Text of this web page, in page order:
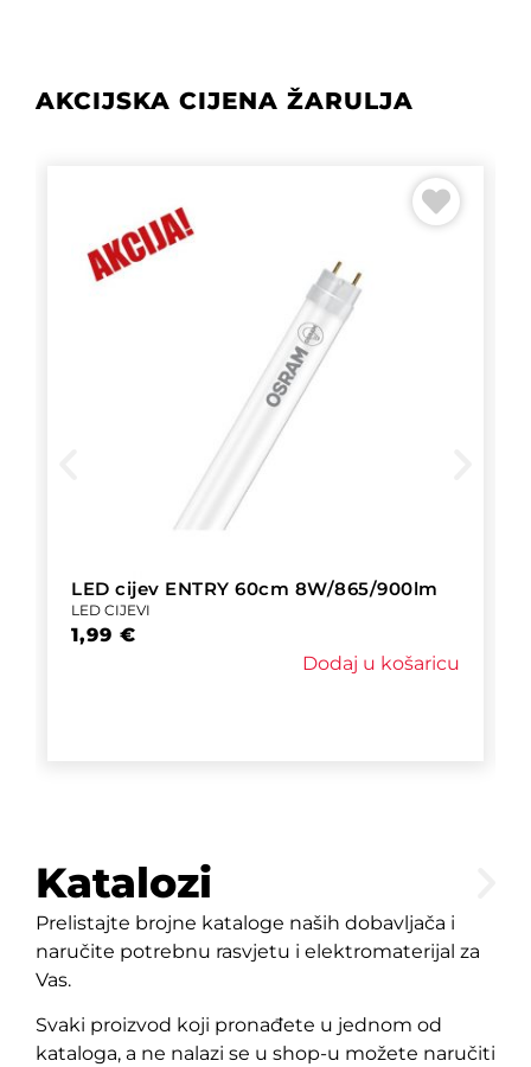
AKCIJSKA CIJENA ŽARULJA
LED cijev ENTRY 60cm 8W/865/900lm
LED CIJEVI
1,99 €
Dodaj u košaricu
Katalozi
Prelistajte brojne kataloge naših dobavljača i
naručite potrebnu rasvjetu i elektromaterijal za
Vas.
Svaki proizvod koji pronađete u jednom od
kataloga, a ne nalazi se u shop-u možete naručiti